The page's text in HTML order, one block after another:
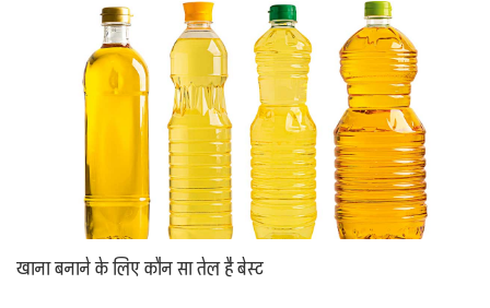
खाना बनाने के लिए कौन सा तेल है बेस्ट